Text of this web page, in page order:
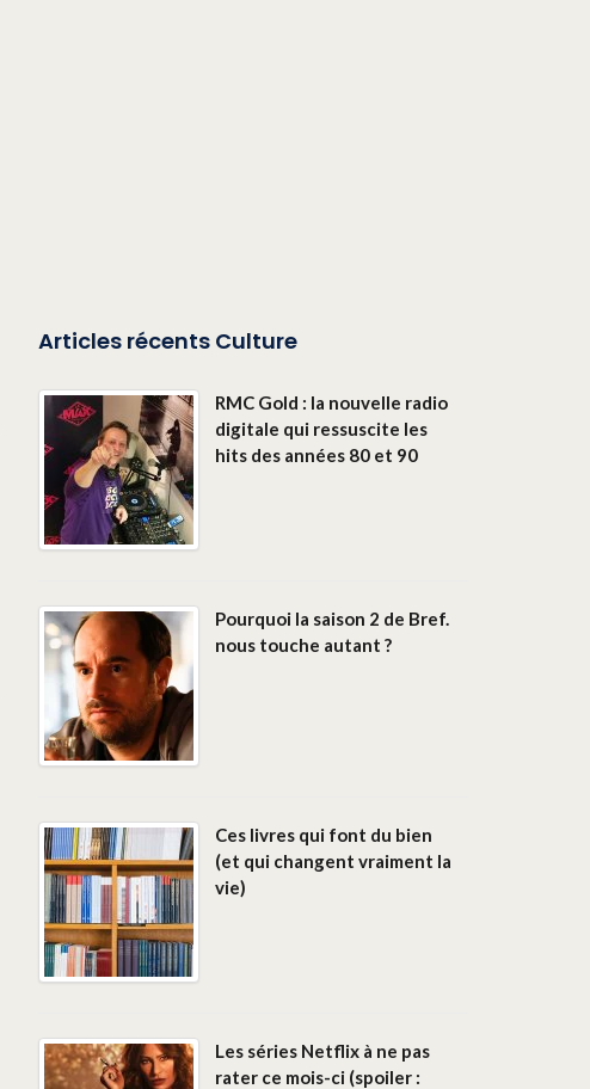
Articles récents Culture
RMC Gold : la nouvelle radio
digitale qui ressuscite les
hits des années 80 et 90
Pourquoi la saison 2 de Bref.
nous touche autant ?
Ces livres qui font du bien
(et qui changent vraiment la
vie)
Les séries Netflix à ne pas
rater ce mois-ci (spoiler :